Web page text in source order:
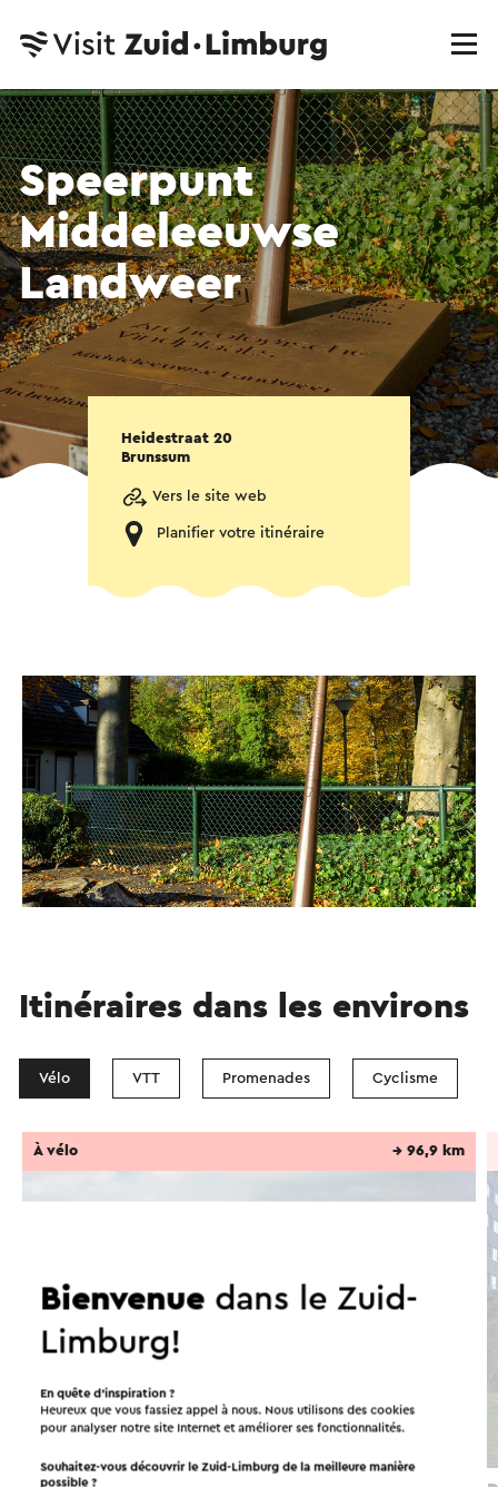
Speerpunt
Middeleeuwse
Landweer
Heidestraat 20
Brunssum
Vers le site web
Planifier votre itinéraire
Itinéraires dans les environs
Vélo VTT Promenades Cyclisme
À vélo → 96,9 km
Bienvenuedans le Zuid-
Limburg!
En quête d’inspiration ?
Heureux que vous fassiez appel à nous. Nous utilisons des cookies
pour analyser notre site Internet et améliorer ses fonctionnalités.
Souhaitez-vous découvrir le Zuid-Limburg de la meilleure manière
possible ?